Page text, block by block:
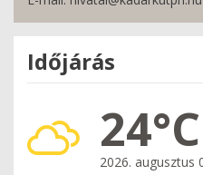
Időjárás
24°C
2026. augusztus